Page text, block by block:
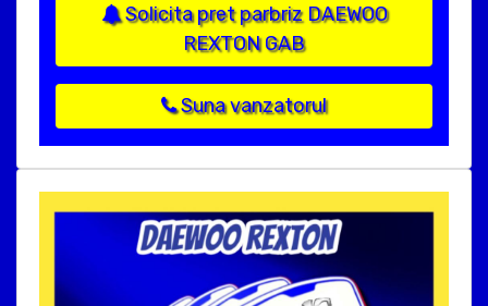
Solicita pret parbriz DAEWOO
REXTON GAB
Suna vanzatorul